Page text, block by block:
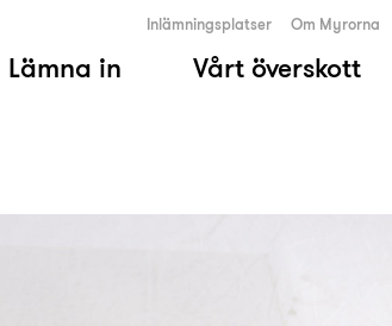
Lämna in Vårt överskott
Inlämningsplatser Om Myrorna